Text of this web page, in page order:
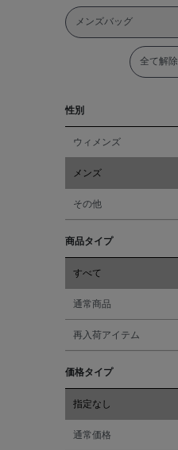
メンズバッグ
全て解除
性別
ウィメンズ
メンズ
その他
商品タイプ
すべて
通常商品
再入荷アイテム
価格タイプ
指定なし
通常価格